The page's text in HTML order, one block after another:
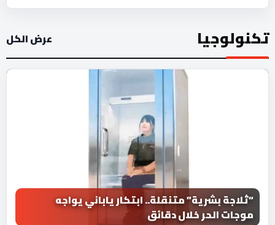
تكنولوجيا عرض الكل
“ثلاجة بشرية” متنقلة.. ابتكار ياباني يواجه
موجات الحر خلال دقائق